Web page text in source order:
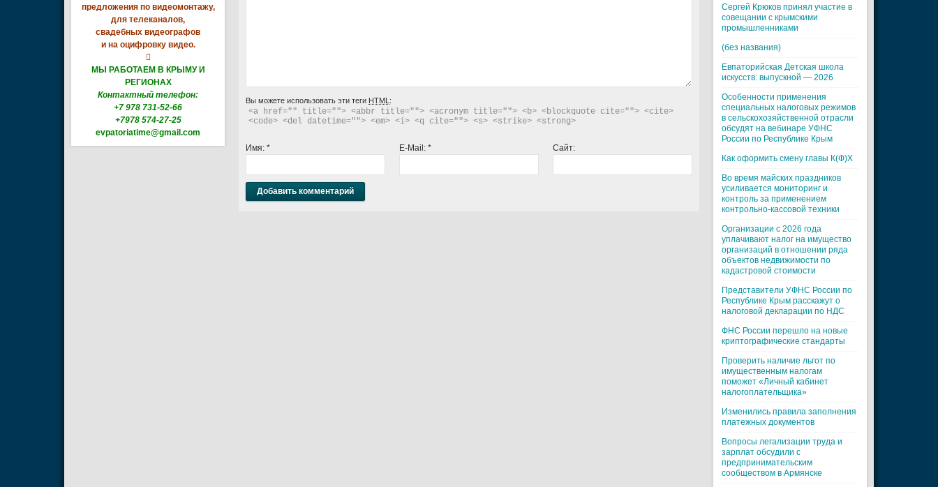
предложения по видеомонтажу,
для телеканалов,
свадебных видеографов
и на оцифровку видео.

МЫ РАБОТАЕМ В КРЫМУ И
РЕГИОНАХ
Контактный телефон:
+7 978 731-52-66
+7978 574-27-25
evpatoriatime@gmail.com
Вы можете использовать эти теги HTML :
<a href="" title=""> <abbr title=""> <acronym title=""> <b> <blockquote cite=""> <cite>
<code> <del datetime=""> <em> <i> <q cite=""> <s> <strike> <strong>
Имя: * E-Mail: * Сайт:
Cергей Крюков принял участие в
совещании с крымскими
промышленниками
(без названия)
Евпаторийская Детская школа
искусств: выпускной — 2026
Особенности применения
специальных налоговых режимов
в сельскохозяйственной отрасли
обсудят на вебинаре УФНС
России по Республике Крым
Как оформить смену главы К(Ф)Х
Во время майских праздников
усиливается мониторинг и
контроль за применением
контрольно-кассовой техники
Организации с 2026 года
уплачивают налог на имущество
организаций в отношении ряда
объектов недвижимости по
кадастровой стоимости
Представители УФНС России по
Республике Крым расскажут о
налоговой декларации по НДС
ФНС России перешло на новые
криптографические стандарты
Проверить наличие льгот по
имущественным налогам
поможет «Личный кабинет
налогоплательщика»
Изменились правила заполнения
платежных документов
Вопросы легализации труда и
зарплат обсудили с
предпринимательским
сообществом в Армянске